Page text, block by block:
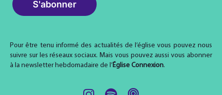
Pour être tenu informé des actualités de l’église vous pouvez nous
suivre sur les réseaux sociaux. Mais vous pouvez aussi vous abonner
à la newsletter hebdomadaire de l’Église Connexion.